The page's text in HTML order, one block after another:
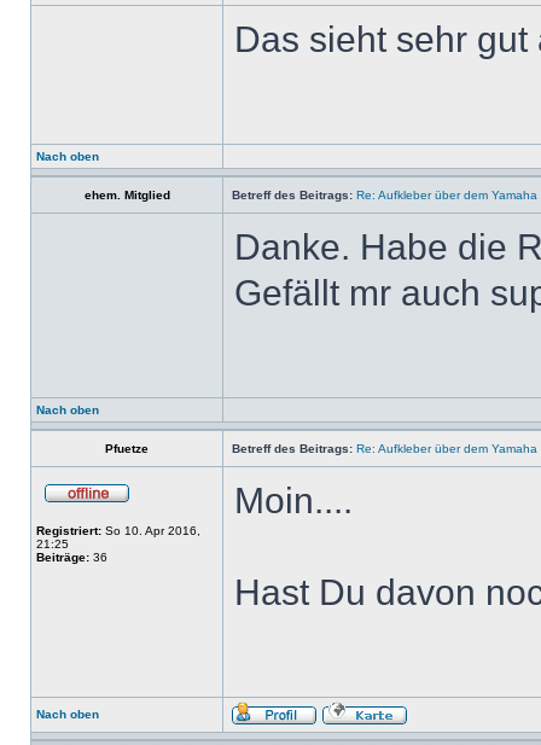
Das sieht sehr
Nach oben
ehem. Mitglied Betreff des Beitrags: Re: Aufkleber über dem Yamaha
Danke. Habe die
Gefällt mr auch
Nach oben
Pfuetze Betreff des Beitrags: Re: Aufkleber über dem Yamaha
Registriert: So 10. Apr 2016,
21:25
Beiträge: 36
Moin....
Hast Du davon
Nach oben